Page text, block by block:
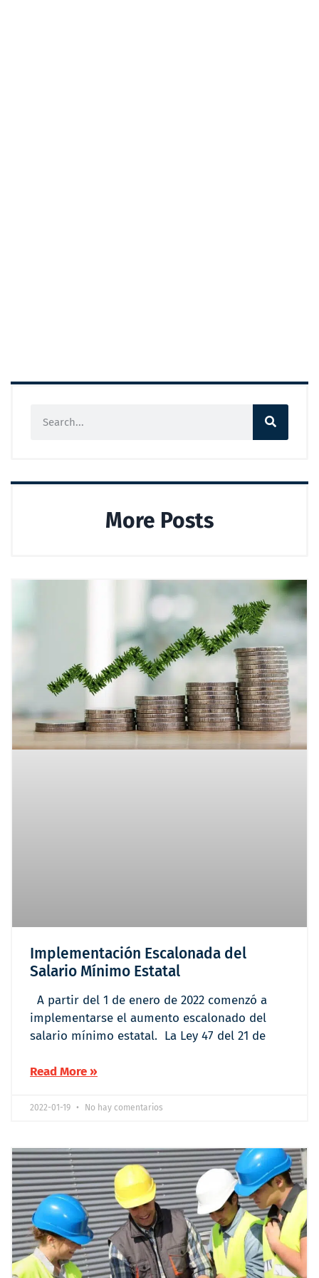
More Posts
Implementación Escalonada del
Salario Mínimo Estatal
A partir del 1 de enero de 2022 comenzó a
implementarse el aumento escalonado del
salario mínimo estatal. La Ley 47 del 21 de
Read More »
2022-01-19 No hay comentarios